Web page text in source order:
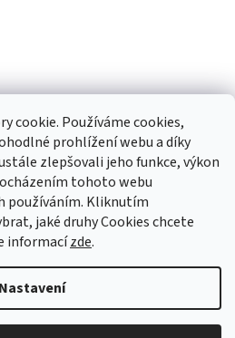
cookie. Používáme cookies,
prohlížení webu a díky
zlepšovali jeho funkce, výkon
tohoto webu
používáním. Kliknutím
jaké druhy Cookies chcete
informacízde.
Nastavení
CANDOLA, s. r. o.. Všechna